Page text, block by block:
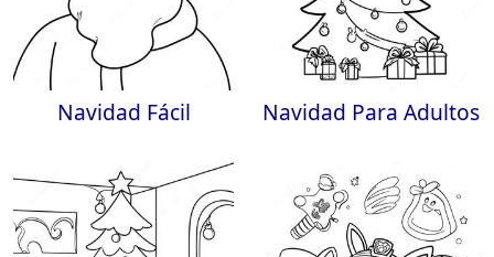
Navidad Fácil Navidad Para Adultos